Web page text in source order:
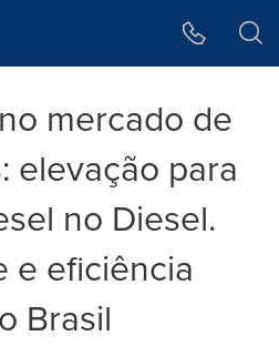
mercado de
elevação para
no Diesel.
e eficiência
Brasil